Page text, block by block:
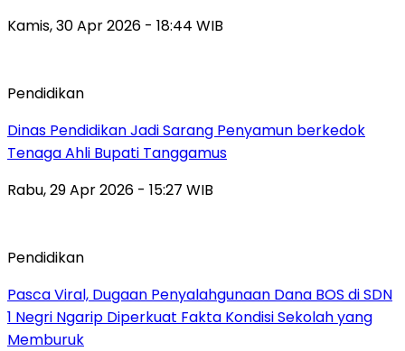
Kamis, 30 Apr 2026 - 18:44 WIB
Pendidikan
Dinas Pendidikan Jadi Sarang Penyamun berkedok
Tenaga Ahli Bupati Tanggamus
Rabu, 29 Apr 2026 - 15:27 WIB
Pendidikan
Pasca Viral, Dugaan Penyalahgunaan Dana BOS di SDN
1 Negri Ngarip Diperkuat Fakta Kondisi Sekolah yang
Memburuk